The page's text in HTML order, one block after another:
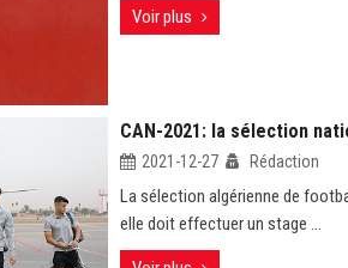
Voir plus
CAN-2021: la sélection
2021-12-27 Rédaction
La sélection algérienne de
elle doit effectuer un stage ...